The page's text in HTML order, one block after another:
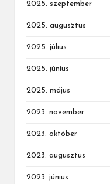
2025. szeptember
2025. augusztus
2025. július
2025. június
2025. május
2023. november
2023. október
2023. augusztus
2023. június